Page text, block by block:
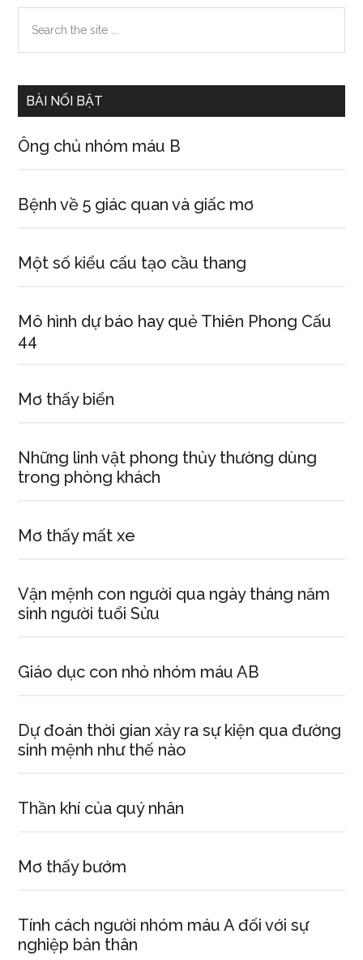
thần
tứ
tự
Primary
Sidebar
the
BÀI NỔI BẬT
Ông chủ nhóm máu B
Bệnh về 5 giác quan và giấc mơ
Một số kiểu cấu tạo cầu thang
Mô hình dự báo hay quẻ Thiên Phong Cấu
44
Mơ thấy biển
Những linh vật phong thủy thường dùng
trong phòng khách
Mơ thấy mất xe
Vận mệnh con người qua ngày tháng năm
sinh người tuổi Sửu
Giáo dục con nhỏ nhóm máu AB
Dự đoán thời gian xảy ra sự kiện qua đường
sinh mệnh như thế nào
Thần khí của quý nhân
Mơ thấy bướm
Tính cách người nhóm máu A đối với sự
nghiệp bản thân